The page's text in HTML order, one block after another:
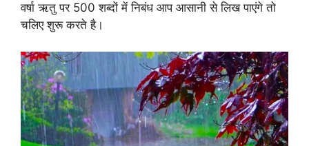
वर्षा ऋतु पर 500 शब्दों में निबंध आप आसानी से लिख पाएंगे तो
चलिए शुरू करते है।